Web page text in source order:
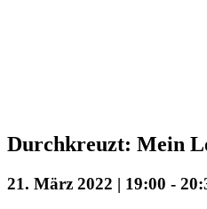
Durchkreuzt: Mein
21. März 2022 | 19:00 -